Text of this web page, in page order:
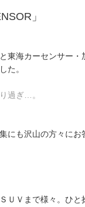
」
東海カーセンサー・
た。
過ぎ…。
にも沢山の方々に
ＵＶまで様々。ひ